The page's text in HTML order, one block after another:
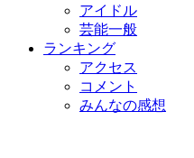
アイドル
芸能一般
ランキング
アクセス
コメント
みんなの感想